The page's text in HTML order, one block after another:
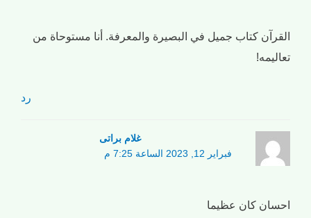
القرآن كتاب جميل في البصيرة والمعرفة. أنا مستوحاة من
تعاليمه!
رد
غلام براتی
فبراير 12, 2023 الساعة 7:25 م
احسان كان عظيما